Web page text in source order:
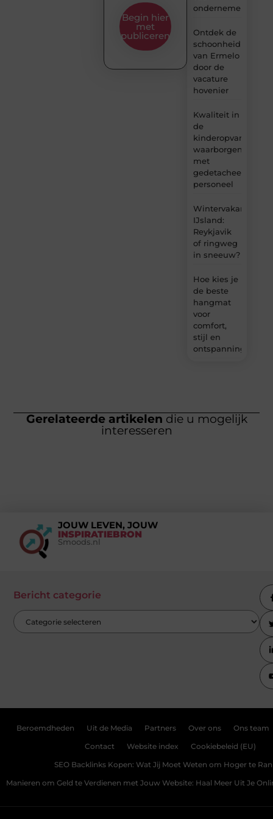
ondernemers
Ontdek de
schoonheid
van Ermelo
door de
vacature
hovenier
Kwaliteit in
de
kinderopvang
waarborgen
met
gedetacheerd
personeel
Wintervakantie
IJsland:
Reykjavik
of ringweg
in sneeuw?
Hoe kies je
de beste
hangmat
voor
comfort,
stijl en
ontspanning?
Begin hier
met
publiceren
Gerelateerde artikelen die u mogelijk
interesseren
JOUW LEVEN, JOUW
INSPIRATIEBRON
Smoods.nl
Bericht categorie
Beroemdheden Uit de Media Partners Over ons Ons team
Contact Website index Cookiebeleid (EU)
SEO Backlinks Kopen: Wat Jij Moet Weten om Hoger te
Manieren om Geld te Verdienen met Jouw Website: Haal Meer Uit Je